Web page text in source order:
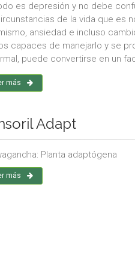
es depresión y no debe
de la vida que es
ansiedad e incluso
capaces de manejarlo y se
puede convertirse en un
más
Adapt
Planta adaptógena
más